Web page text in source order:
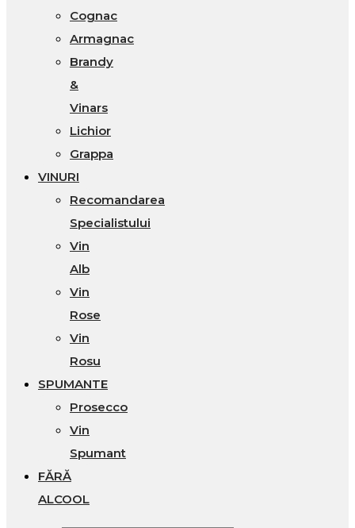
Cognac
Armagnac
Brandy
&
Vinars
Lichior
Grappa
VINURI
Recomandarea
Specialistului
Vin
Alb
Vin
Rose
Vin
Rosu
SPUMANTE
Prosecco
Vin
Spumant
FĂRĂ
ALCOOL